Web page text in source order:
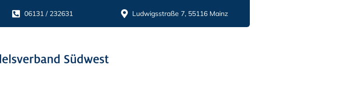
06131 / 232631 Ludwigsstraße 7, 55116 Mainz